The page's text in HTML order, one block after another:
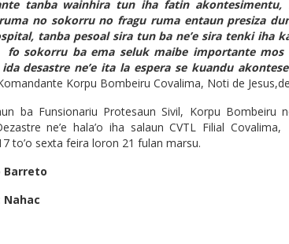
tanba wainhira tun iha fatin akontesimentu,
no sokorru no fragu ruma entaun presiza
tanba pesoal sira tun ba ne’e sira tenki iha
fo sokorru ba ema seluk maibe importante mos
desastre ne’e ita la espera se kuandu
Korpu Bombeiru Covalima, Noti de
ba Funsionariu Protesaun Sivil, Korpu Bombeiru
ne’e hala’o iha salaun CVTL Filial
to’o sexta feira loron 21 fulan marsu.
Barreto